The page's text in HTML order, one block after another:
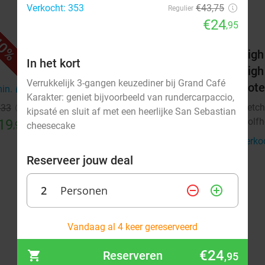
directions_car
,90
Wolfheze
8 min.directions_car
Verkocht: 13.749 Regulier €39
Verkocht: 353
Regulier €43,75
€24,95
In het kort
Verrukkelijk 3-gangen keuzediner bij Grand Café
Karakter: geniet bijvoorbeeld van rundercarpaccio,
kipsaté en sluit af met een heerlijke San Sebastian
cheesecake
Reserveer jouw deal
2 Personen remove_circle_outline add_circle_outline
augustus 2026
Vandaag al 4 keer gereserveerd
Reserveren €24,95